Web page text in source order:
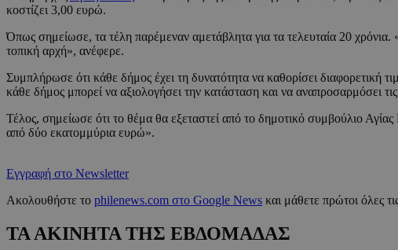
κοστίζει 3,00 ευρώ.
Όπως σημείωσε, τα τέλη παρέμεναν αμετάβλητα για τα τελευταία 20 χρόνια.
τοπική αρχή», ανέφερε.
Συμπλήρωσε ότι κάθε δήμος έχει τη δυνατότητα να καθορίσει διαφορετική
κάθε δήμος μπορεί να αξιολογήσει την κατάσταση και να αναπροσαρμόσει τις
Τέλος, σημείωσε ότι το θέμα θα εξεταστεί από το δημοτικό συμβούλιο
από δύο εκατομμύρια ευρώ».
Εγγραφή στο Newsletter
Ακολουθήστε το philenews.com στο Google News και μάθετε πρώτοι όλες
ΤΑ ΑΚΙΝΗΤΑ ΤΗΣ ΕΒΔΟΜΑΔΑΣ